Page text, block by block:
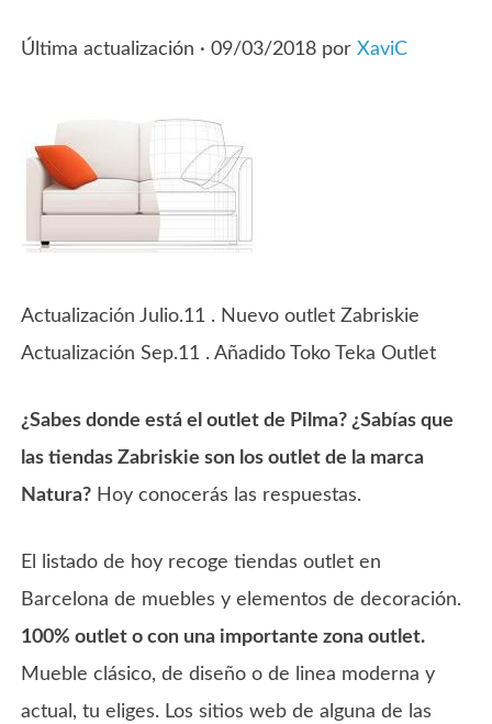
Última actualización · 09/03/2018 porXaviC
Actualización Julio.11 . Nuevo outlet Zabriskie
Actualización Sep.11 . Añadido Toko Teka Outlet
¿Sabes donde está el outlet de Pilma? ¿Sabías que
las tiendas Zabriskie son los outlet de la marca
Natura? Hoy conocerás las respuestas.
El listado de hoy recoge tiendas outlet en
Barcelona de muebles y elementos de decoración.
100% outlet o con una importante zona outlet.
Mueble clásico, de diseño o de linea moderna y
actual, tu eliges. Los sitios web de alguna de las